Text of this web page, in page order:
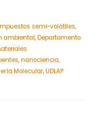
semi-volátiles,
ambiental,Departamento
,nanociencia,
Molecular,UDLAP